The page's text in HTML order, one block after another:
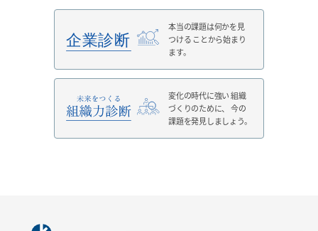
本当の課題は何かを見
つける ことから始まり
ます。
変化の時代に強い組織
づくりのために、
今の
課題を発見しましょう。